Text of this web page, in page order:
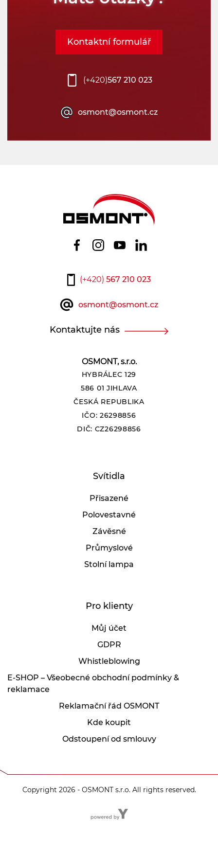
(+420)567 210 023
osmont@osmont.cz
Kontaktní formulář
OSMONT, s.r.o.
HYBRÁLEC 129
586 01 JIHLAVA
ČESKÁ REPUBLIKA
IČO: 26298856
DIČ: CZ26298856
Svítidla
Přisazené
Polovestavné
Závěsné
Průmyslové
Stolní lampa
Pro klienty
Můj účet
GDPR
Whistleblowing
E-SHOP – Všeobecné obchodní podmínky &
reklamace
Reklamační řád OSMONT
Kde koupit
Odstoupení od smlouvy
(+420) 567 210 023
osmont@osmont.cz
Kontaktujte nás
Copyright 2026 - OSMONT s.r.o. All rights reserved.